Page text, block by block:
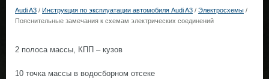
Audi A3 / Инструкция по эксплуатации автомобиля Audi A3 / Электросхемы /
Пояснительные замечания к схемам электрических соединений
2 полоса массы, КПП – кузов
10 точка массы в водосборном отсеке